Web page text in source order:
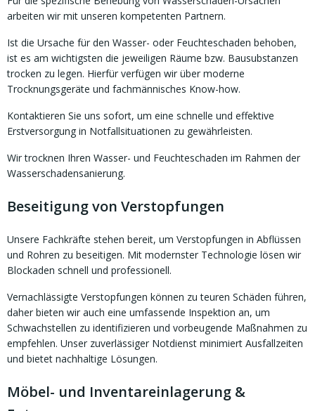
arbeiten wir mit unseren kompetenten Partnern.
Ist die Ursache für den Wasser- oder Feuchteschaden behoben,
ist es am wichtigsten die jeweiligen Räume bzw. Bausubstanzen
trocken zu legen. Hierfür verfügen wir über moderne
Trocknungsgeräte und fachmännisches Know-how.
Kontaktieren Sie uns sofort, um eine schnelle und effektive
Erstversorgung in Notfallsituationen zu gewährleisten.
Wir trocknen Ihren Wasser- und Feuchteschaden im Rahmen der
Wasserschadensanierung.
Beseitigung von Verstopfungen
Unsere Fachkräfte stehen bereit, um Verstopfungen in Abflüssen
und Rohren zu beseitigen. Mit modernster Technologie lösen wir
Blockaden schnell und professionell.
Vernachlässigte Verstopfungen können zu teuren Schäden führen,
daher bieten wir auch eine umfassende Inspektion an, um
Schwachstellen zu identifizieren und vorbeugende Maßnahmen zu
empfehlen. Unser zuverlässiger Notdienst minimiert Ausfallzeiten
und bietet nachhaltige Lösungen.
Möbel- und Inventareinlagerung &